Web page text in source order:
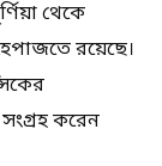
থেকে
রয়েছে।
করেন